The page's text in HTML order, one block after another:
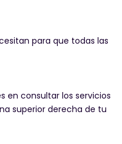
para que todas las
en consultar los servicios
superior derecha de tu